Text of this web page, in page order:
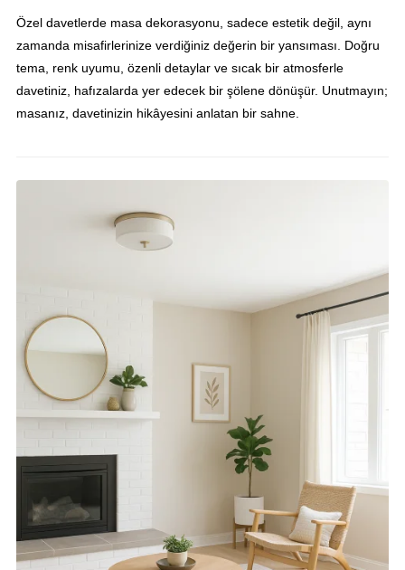
Özel davetlerde masa dekorasyonu, sadece estetik değil, aynı
zamanda misafirlerinize verdiğiniz değerin bir yansıması. Doğru
tema, renk uyumu, özenli detaylar ve sıcak bir atmosferle
davetiniz, hafızalarda yer edecek bir şölene dönüşür. Unutmayın;
masanız, davetinizin hikâyesini anlatan bir sahne.